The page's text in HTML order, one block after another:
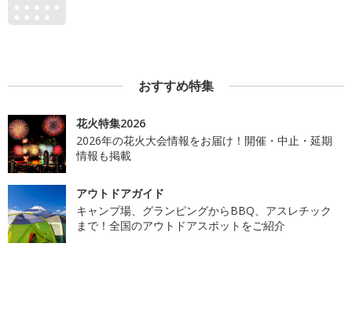
おすすめ特集
花火特集2026
2026年の花火大会情報をお届け！開催・中止・延期
情報も掲載
アウトドアガイド
キャンプ場、グランピングからBBQ、アスレチック
まで！全国のアウトドアスポットをご紹介